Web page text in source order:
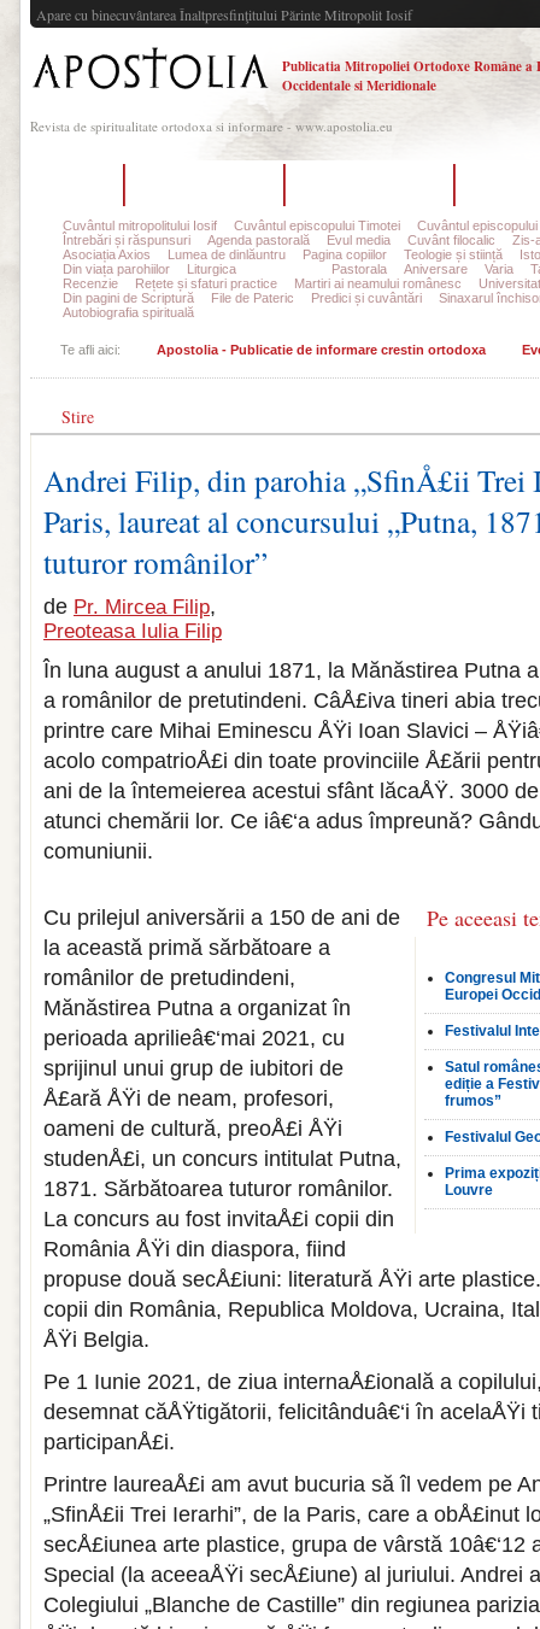
Apare cu binecuvântarea Înaltpresfinţitului Părinte Mitropolit Iosif
Publicatia Mitropoliei Ortodoxe Române a
Occidentale si Meridionale
Revista de spiritualitate ortodoxa si informare - www.apostolia.eu
Cuvântul mitropolitului Iosif Cuvântul episcopului Timotei
Cuvântul episcopului
Întrebări și răspunsuri
Agenda pastorală Evul media Cuvânt filocalic
Zis-
Asociația Axios
Lumea de dinlăuntru Pagina copiilor Teologie și stiință
Din viața parohiilor
Liturgica Pastorala Aniversare Varia
Recenzie
Rețete și sfaturi practice Martiri ai neamului românesc
Din pagini de Scriptură
File de Pateric Predici și cuvântări
Sinaxarul
Autobiografia spirituală
Te afli aici: Apostolia - Publicatie de informare crestin ortodoxa
Stire
Andrei Filip, din parohia „SfinÅ£ii Trei
Paris, laureat al concursului „Putna,
tuturor românilor”
de Pr. Mircea Filip,
Preoteasa Iulia Filip
În luna august a anului 1871, la Mănăstirea Putna
a românilor de pretutindeni. CâÅ£iva tineri abia
printre care Mihai Eminescu ÅŸi Ioan Slavici –
acolo compatrioÅ£i din toate provinciile Å£ării
ani de la întemeierea acestui sfânt lăcaÅŸ. 3000
atunci chemării lor. Ce iâ€‘a adus împreună?
comuniunii.
Pe aceeasi
Congresul
Europei
Festivalul
Satul
ediție a
frumos”
Festivalul
Prima
Louvre
Cu prilejul aniversării a 150 de ani de
la această primă sărbătoare a
românilor de pretudindeni,
Mănăstirea Putna a organizat în
perioada aprilieâ€‘mai 2021, cu
sprijinul unui grup de iubitori de
Å£ară ÅŸi de neam, profesori,
oameni de cultură, preoÅ£i ÅŸi
studenÅ£i, un concurs intitulat Putna,
1871. Sărbătoarea tuturor românilor.
La concurs au fost invitaÅ£i copii din
România ÅŸi din diaspora, fiind
propuse două secÅ£iuni: literatură ÅŸi arte
copii din România, Republica Moldova, Ucraina,
ÅŸi Belgia.
Pe 1 Iunie 2021, de ziua internaÅ£ională a
desemnat căÅŸtigătorii, felicitânduâ€‘i în acelaÅŸi
participanÅ£i.
Printre laureaÅ£i am avut bucuria să îl vedem pe
„SfinÅ£ii Trei Ierarhi”, de la Paris, care a obÅ£inut
secÅ£iunea arte plastice, grupa de vârstă 10â€‘12
Special (la aceeaÅŸi secÅ£iune) al juriului. Andrei
Colegiului „Blanche de Castille” din regiunea